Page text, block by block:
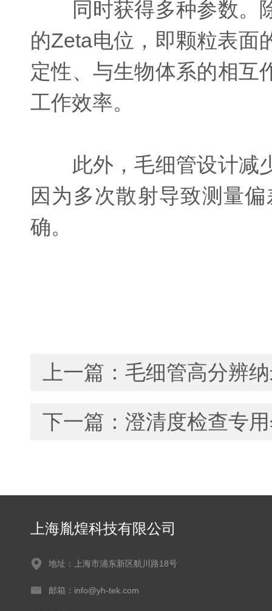
同时获得多种参数。
的Zeta电位，即颗粒表面
定性、与生物体系的相互
工作效率。
此外，毛细管设计减少
因为多次散射导致测量
确。
上一篇： 毛细管高分辨
下一篇： 澄清度检查专
上海胤煌科技有限公司
地址：上海市浦东新区航川路18号
邮箱：info@yh-tek.com